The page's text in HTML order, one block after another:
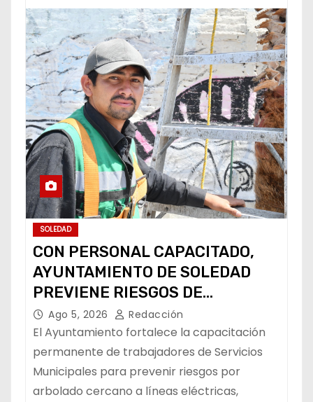
SOLEDAD
CON PERSONAL CAPACITADO,
AYUNTAMIENTO DE SOLEDAD
PREVIENE RIESGOS DE
CABLEADO ELÉCTRICO
Ago 5, 2026 Redacción
El Ayuntamiento fortalece la capacitación
permanente de trabajadores de Servicios
Municipales para prevenir riesgos por
arbolado cercano a líneas eléctricas,